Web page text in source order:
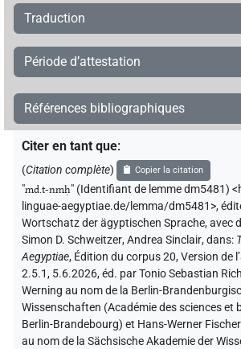
Traduction
Période d’attestation
Références bibliographiques
Citer en tant que:
(Citation complète) Copier la citation
"md.t-nmḥ" (Identifiant de lemme dm5481)
linguae-aegyptiae.de/lemma/dm5481>,
Wortschatz der ägyptischen Sprache,avec
Simon D. Schweitzer,Andrea Sinclair,dans:
Aegyptiae, Édition du corpus 20, Version de
2.5.1, 5.6.2026, éd. par Tonio Sebastian
Werning au nom de la Berlin-
Wissenschaften (Académie des sciences et
Berlin-Brandebourg) et Hans-Werner
au nom de la Sächsische Akademie der